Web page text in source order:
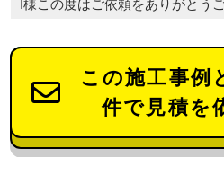
I様この度はご依頼をありがとう
この施工事例
件で見積を